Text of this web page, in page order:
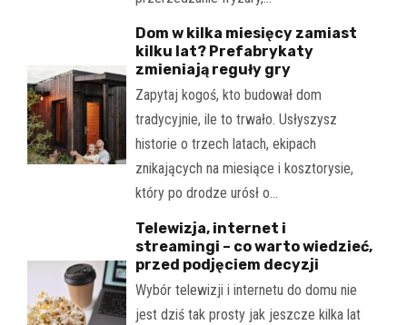
Dom w kilka miesięcy zamiast
kilku lat? Prefabrykaty
zmieniają reguły gry
Zapytaj kogoś, kto budował dom
tradycyjnie, ile to trwało. Usłyszysz
historie o trzech latach, ekipach
znikających na miesiące i kosztorysie,
który po drodze urósł o…
Telewizja, internet i
streamingi – co warto wiedzieć,
przed podjęciem decyzji
Wybór telewizji i internetu do domu nie
jest dziś tak prosty jak jeszcze kilka lat